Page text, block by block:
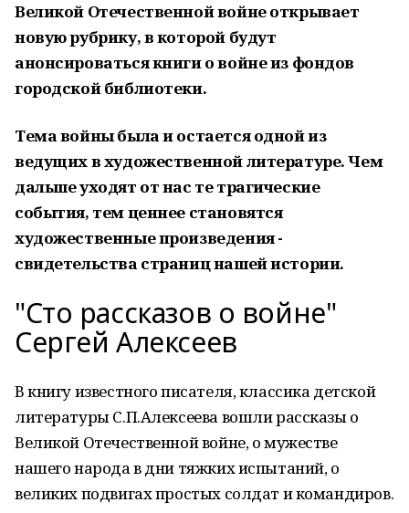
Великой Отечественной войне открывает
новую рубрику, в которой будут
анонсироваться книги о войне из фондов
городской библиотеки.
Тема войны была и остается одной из
ведущих в художественной литературе. Чем
дальше уходят от нас те трагические
события, тем ценнее становятся
художественные произведения -
свидетельства страниц нашей истории.
"Сто рассказов о войне"
Сергей Алексеев
В книгу известного писателя, классика детской
литературы С.П.Алексеева вошли рассказы о
Великой Отечественной войне, о мужестве
нашего народа в дни тяжких испытаний, о
великих подвигах простых солдат и командиров.